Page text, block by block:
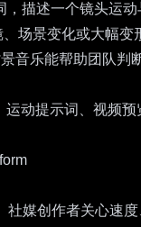
描述一个镜头运动
场景变化或大幅变
音乐能帮助团队
动提示词、视频
媒创作者关心速